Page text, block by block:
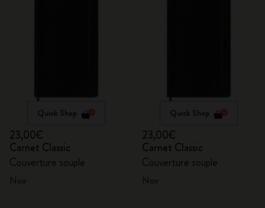
Quick Shop
23,00€
Carnet Classic
Couverture souple
Quick Shop
23,00€
Carnet Classic
Couverture souple